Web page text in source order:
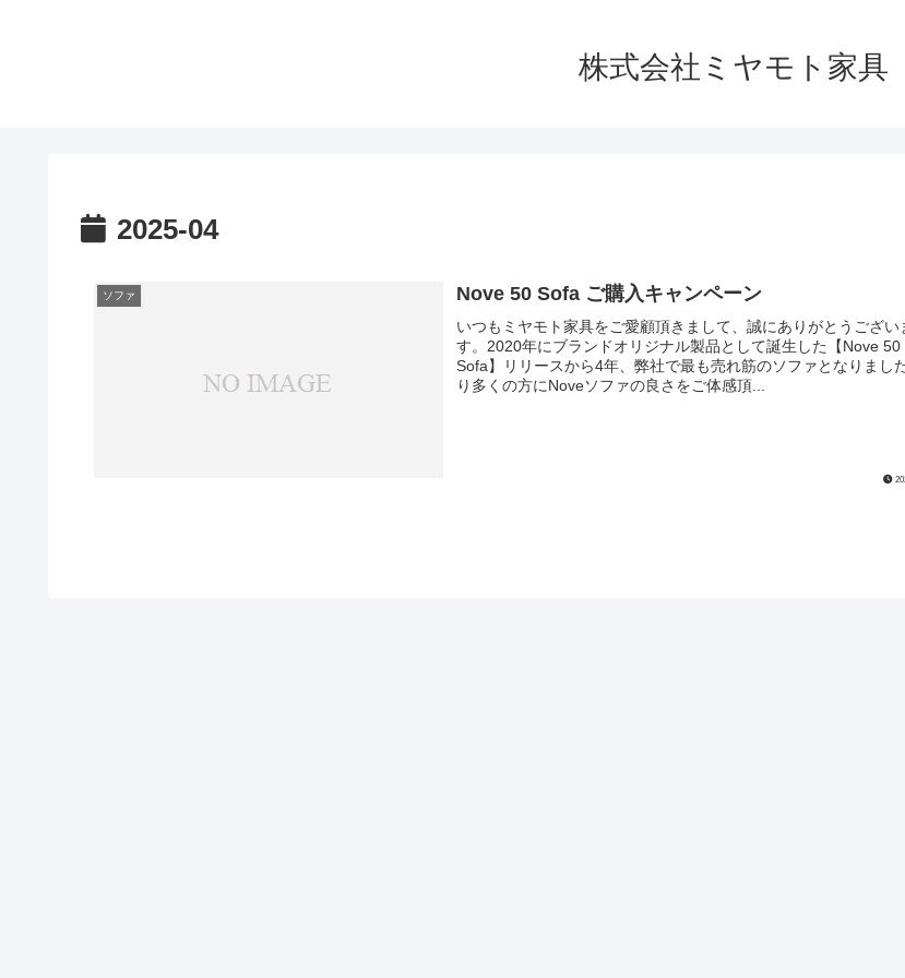
株式会社ミヤモト家具
2025-04
ソファ Nove 50 Sofa ご購入キャンペーン
いつもミヤモト家具をご愛顧頂きまして、誠にありがとうござい
す。2020年にブランドオリジナル製品として誕生した【Nove 50
Sofa】リリースから4年、弊社で最も売れ筋のソファとなりまし
り多くの方にNoveソファの良さをご体感頂...